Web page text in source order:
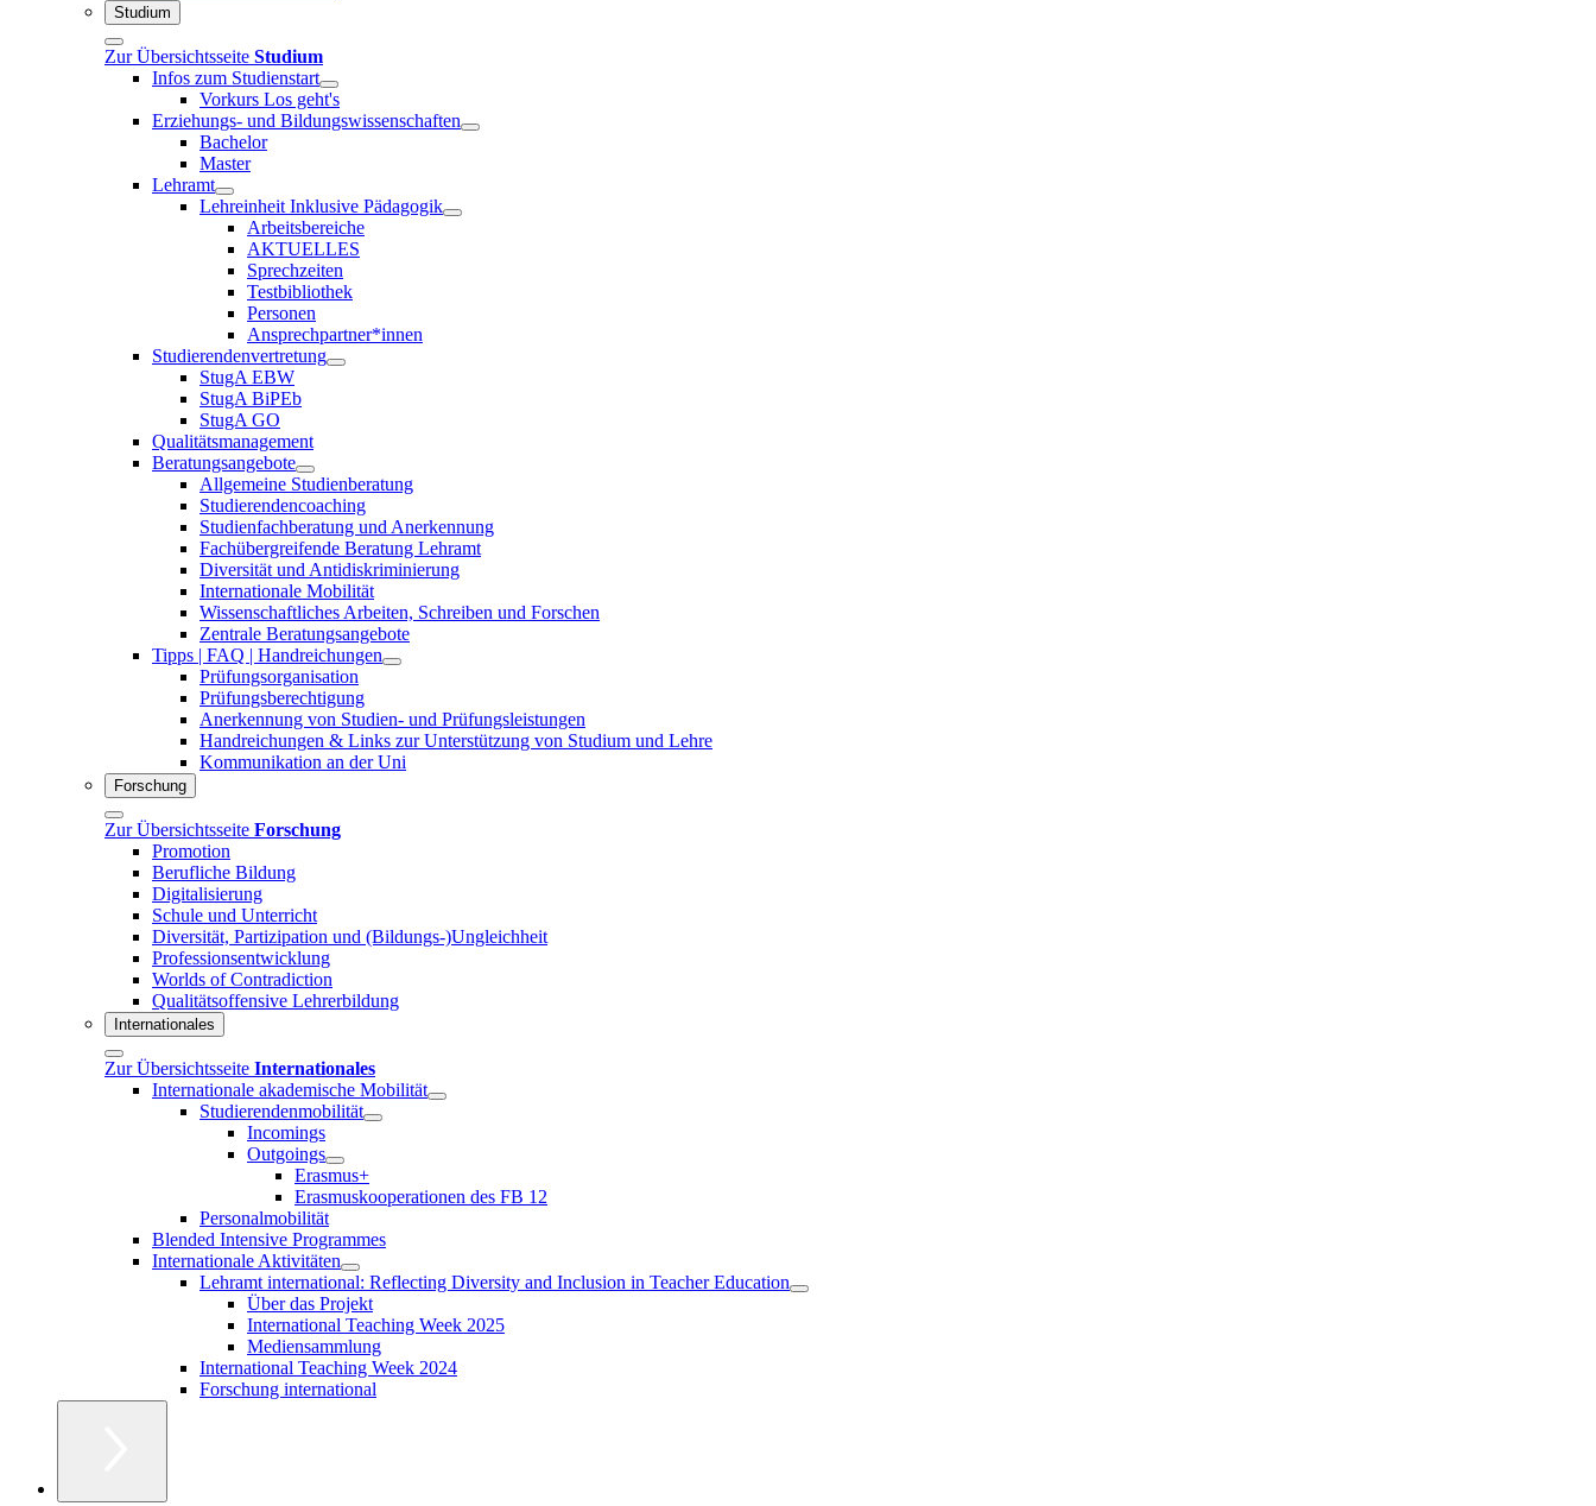
Studium
Zur Übersichtsseite Studium
Infos zum Studienstart
Vorkurs Los geht's
Erziehungs- und Bildungswissenschaften
Bachelor
Master
Lehramt
Lehreinheit Inklusive Pädagogik
Arbeitsbereiche
AKTUELLES
Sprechzeiten
Testbibliothek
Personen
Ansprechpartner*innen
Studierendenvertretung
StugA EBW
StugA BiPEb
StugA GO
Qualitätsmanagement
Beratungsangebote
Allgemeine Studienberatung
Studierendencoaching
Studienfachberatung und Anerkennung
Fachübergreifende Beratung Lehramt
Diversität und Antidiskriminierung
Internationale Mobilität
Wissenschaftliches Arbeiten, Schreiben und Forschen
Zentrale Beratungsangebote
Tipps | FAQ | Handreichungen
Prüfungsorganisation
Prüfungsberechtigung
Anerkennung von Studien- und Prüfungsleistungen
Handreichungen & Links zur Unterstützung von Studium und Lehre
Kommunikation an der Uni
Forschung
Zur Übersichtsseite Forschung
Promotion
Berufliche Bildung
Digitalisierung
Schule und Unterricht
Diversität, Partizipation und (Bildungs-)Ungleichheit
Professionsentwicklung
Worlds of Contradiction
Qualitätsoffensive Lehrerbildung
Internationales
Zur Übersichtsseite Internationales
Internationale akademische Mobilität
Studierendenmobilität
Incomings
Outgoings
Erasmus+
Erasmuskooperationen des FB 12
Personalmobilität
Blended Intensive Programmes
Internationale Aktivitäten
Lehramt international: Reflecting Diversity and Inclusion in Teacher Education
Über das Projekt
International Teaching Week 2025
Mediensammlung
International Teaching Week 2024
Forschung international